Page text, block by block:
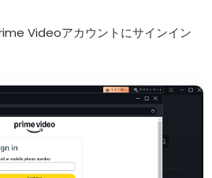
Videoアカウントにサインイン